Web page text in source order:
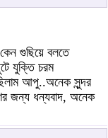
গুছিয়ে বলতে
যুক্তি চরম
আপু..অনেক সুন্দর
জন্য ধন্যবাদ, অনেক